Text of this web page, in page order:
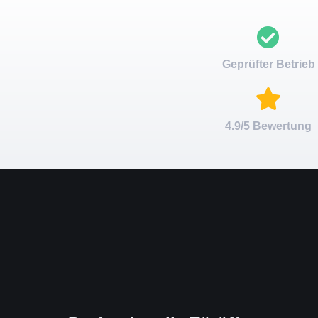
Geprüfter Betrieb
4.9/5 Bewertung